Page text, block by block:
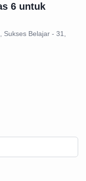
6 untuk
Belajar - 31,